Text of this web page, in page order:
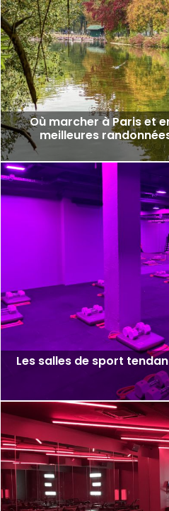
Où marcher à Paris et
meilleures
Les salles de sport